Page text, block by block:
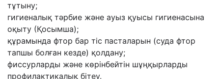
тұтыну;
гигиеналық тәрбие және ауыз қуысы гигиенасына
оқыту (Қосымша);
құрамында фтор бар тіс пасталарын (суда фтор
тапшы болған кезде) қолдану;
фиссурларды және көрінбейтін шұңқырларды
профилактикалық бітеу.